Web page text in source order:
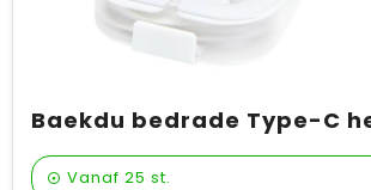
Vanaf 25 st.